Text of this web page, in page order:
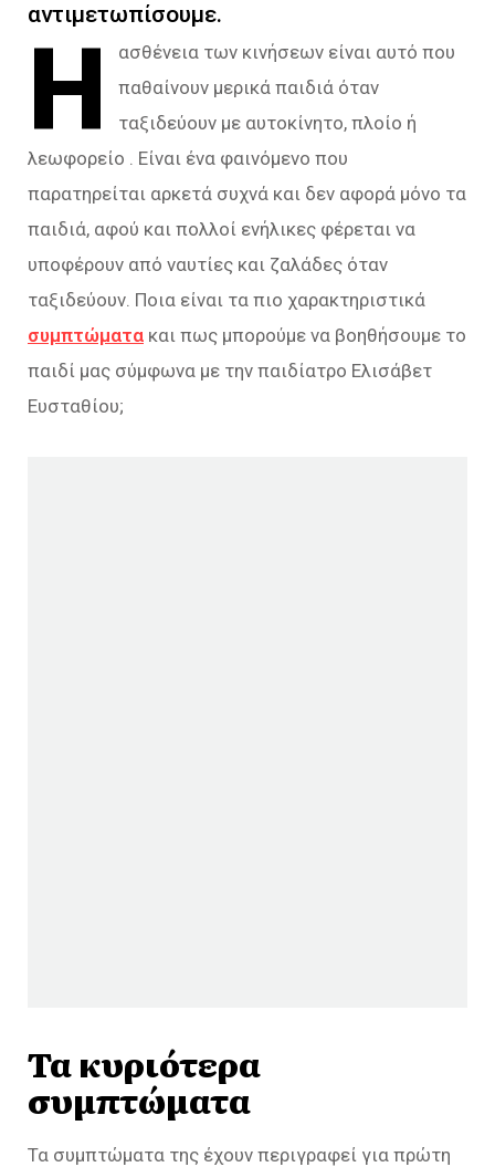
αντιμετωπίσουμε.
Η
ασθένεια των κινήσεων είναι αυτό που
παθαίνουν μερικά παιδιά όταν
ταξιδεύουν με αυτοκίνητο, πλοίο ή
λεωφορείο . Είναι ένα φαινόμενο που
παρατηρείται αρκετά συχνά και δεν αφορά μόνο τα
παιδιά, αφού και πολλοί ενήλικες φέρεται να
υποφέρουν από ναυτίες και ζαλάδες όταν
ταξιδεύουν. Ποια είναι τα πιο χαρακτηριστικά
συμπτώματα και πως μπορούμε να βοηθήσουμε το
παιδί μας σύμφωνα με την παιδίατρο Ελισάβετ
Ευσταθίου;
Τα κυριότερα
συμπτώματα
Τα συμπτώματα της έχουν περιγραφεί για πρώτη